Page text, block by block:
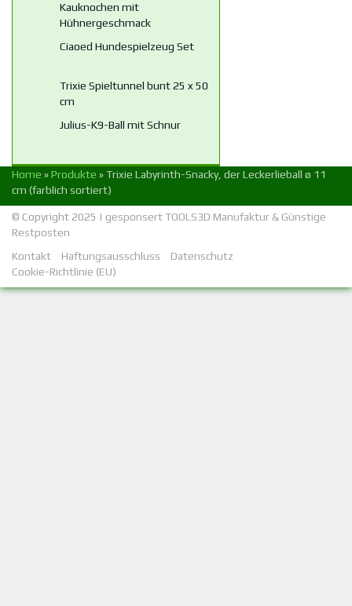
Kauknochen mit
Hühnergeschmack
Ciaoed Hundespielzeug Set
Trixie Spieltunnel bunt 25 x 50
cm
Julius-K9-Ball mit Schnur
Home »Produkte »Trixie Labyrinth-Snacky, der Leckerlieball ø 11
cm (farblich sortiert)
© Copyright 2025 | gesponsertTOOLS3D Manufaktur & Günstige
Restposten
Kontakt
Haftungsausschluss
Datenschutz
Cookie-Richtlinie (EU)